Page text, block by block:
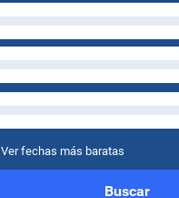
Ver fechas más baratas
Buscar